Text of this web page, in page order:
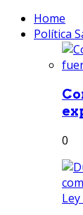
Home
Política
0